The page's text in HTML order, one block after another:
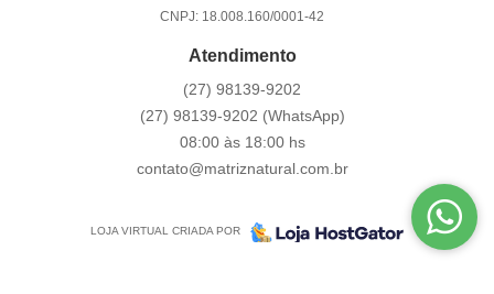
CNPJ: 18.008.160/0001-42
Atendimento
(27) 98139-9202
(27) 98139-9202 (WhatsApp)
08:00 às 18:00 hs
contato@matriznatural.com.br
LOJA VIRTUAL CRIADA POR